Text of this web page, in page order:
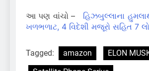
આ પણ વાંચો – હિઝબુલ્લાના
ખળભળાટ, 4 વિદેશી મજૂરો સહિત 7
Tagged: amazon
ELON